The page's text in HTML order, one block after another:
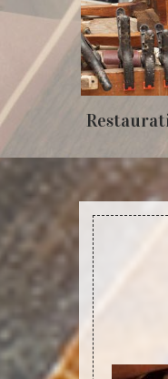
Restauration de